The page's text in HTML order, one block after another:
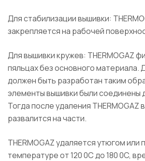
Для стабилизации вышивки:
закрепляется на рабочей
Для вышивки кружев: THERMOGAZ
пяльцах без основного материала.
должен быть разработан таким
элементы вышивки были соединены
Тогда после удаления THERMOGAZ
развалится на части.
THERMOGAZ удаляется утюгом или
температуре от 120 0C до 180 0C,